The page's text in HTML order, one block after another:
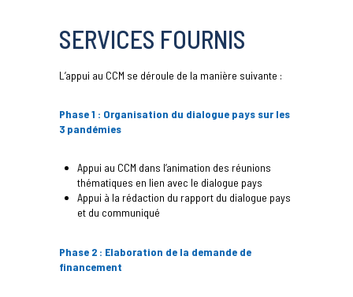
SERVICES FOURNIS
L’appui au CCM se déroule de la manière suivante :
Phase 1 : Organisation du dialogue pays sur les
3 pandémies
Appui au CCM dans l’animation des réunions
thématiques en lien avec le dialogue pays
Appui à la rédaction du rapport du dialogue pays
et du communiqué
Phase 2 : Elaboration de la demande de
financement